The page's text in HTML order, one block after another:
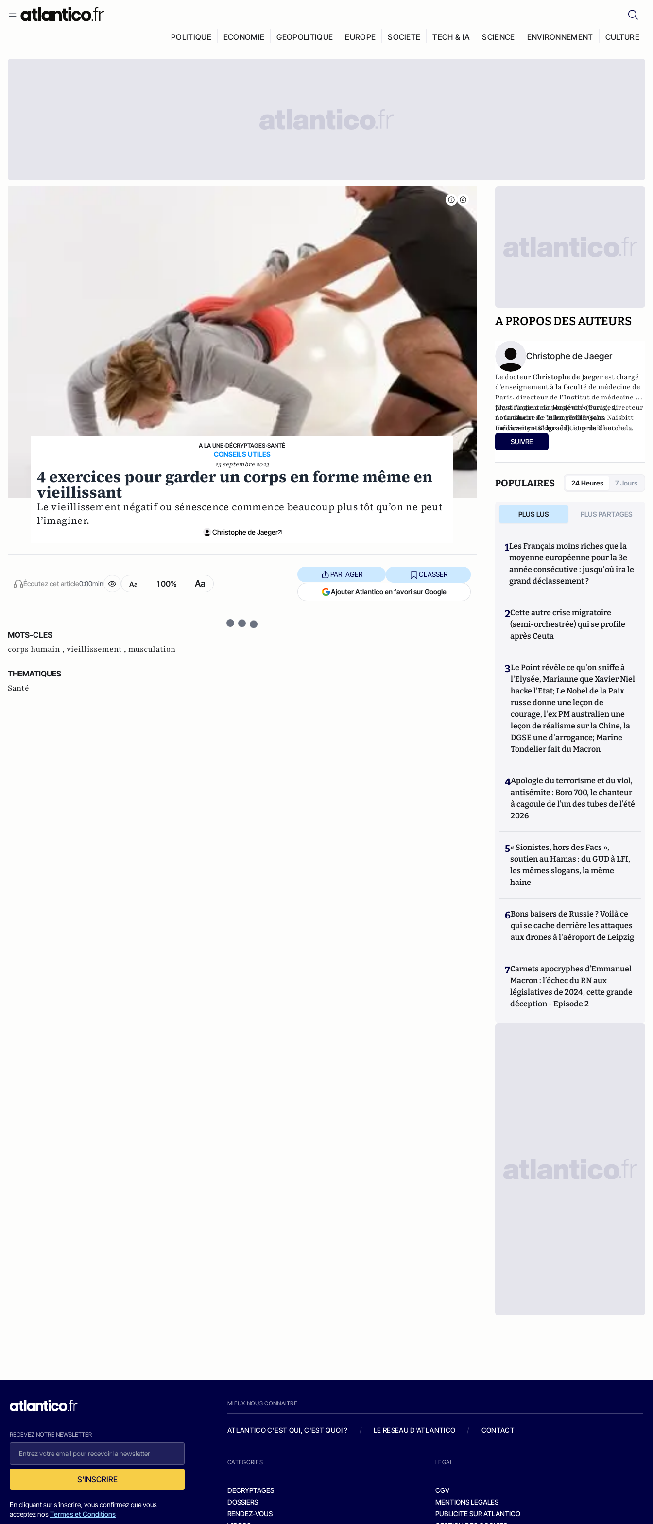
POLITIQUE ECONOMIE GEOPOLITIQUE EUROPE SOCIETE TECH & IA SCIENCE ENVIRONNEMENT CULTURE
A LA UNE›DÉCRYPTAGES›SANTÉ
CONSEILS UTILES
23 septembre 2023
4 exercices pour garder un corps en forme même en
vieillissant
Le vieillissement négatif ou sénescence commence beaucoup plus tôt qu’on ne peut
l’imaginer.
Christophe de Jaeger
Écoutez cet article0:00min Aa 100% Aa
PARTAGER CLASSER
Ajouter Atlantico en favori sur Google
MOTS-CLES
corps humain , vieillissement , musculation
THEMATIQUES
Santé
A PROPOS DES AUTEURS
Christophe de Jaeger
Le docteurChristophe de Jaeger est chargé
d’enseignement à la faculté de médecine de
Paris, directeur de l’Institut de médecine et
physiologie de la longévité (Paris), directeur
de la Chaire de la longévité (John Naisbitt
University – Belgrade), et président de la
Société Française de Médecine et
Physiologie de la Longévité.
Il est l'auteur de plusieurs ouvrages,
notamment de"Bien vieillir sans
médicaments"aux éditions du Cherche
Midi,"Nous ne sommes plus faits pour
vieillir"chez Grasset, et
SUIVRE
POPULAIRES 24 Heures 7 Jours
PLUS LUS PLUS PARTAGES
1Les Français moins riches que la
moyenne européenne pour la 3e
année consécutive : jusqu'où ira le
grand déclassement ?
2Cette autre crise migratoire
(semi-orchestrée) qui se profile
après Ceuta
3Le Point révèle ce qu'on sniffe à
l'Elysée, Marianne que Xavier Niel
hacke l'Etat; Le Nobel de la Paix
russe donne une leçon de
courage, l'ex PM australien une
leçon de réalisme sur la Chine, la
DGSE une d'arrogance; Marine
Tondelier fait du Macron
4Apologie du terrorisme et du viol,
antisémite : Boro 700, le chanteur
à cagoule de l’un des tubes de l’été
2026
5« Sionistes, hors des Facs »,
soutien au Hamas : du GUD à LFI,
les mêmes slogans, la même
haine
6Bons baisers de Russie ? Voilà ce
qui se cache derrière les attaques
aux drones à l'aéroport de Leipzig
7Carnets apocryphes d’Emmanuel
Macron : l’échec du RN aux
législatives de 2024, cette grande
déception - Episode 2
RECEVEZ NOTRE NEWSLETTER
S'INSCRIRE
En cliquant sur s'inscrire, vous confirmez que vous
acceptez nosTermes et Conditions
MIEUX NOUS CONNAITRE
ATLANTICO C'EST QUI, C'EST QUOI ? / LE RESEAU D'ATLANTICO / CONTACT
CATEGORIES
DECRYPTAGES
DOSSIERS
RENDEZ-VOUS
LEGAL
CGV
MENTIONS LEGALES
PUBLICITE SUR ATLANTICO